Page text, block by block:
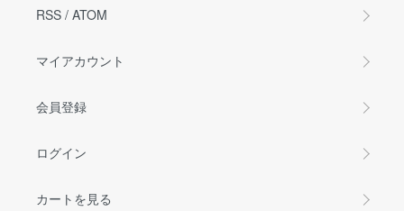
RSS / ATOM
マイアカウント
会員登録
ログイン
カートを見る